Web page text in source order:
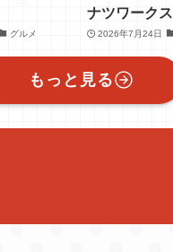
グルメ
ナツワークス
2026年7月24日
もっと見る